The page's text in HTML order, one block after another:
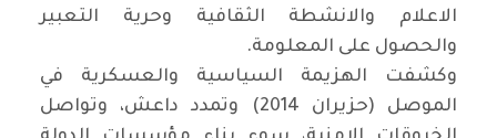
الاعلام والانشطة الثقافية وحرية التعبير
والحصول على المعلومة.
وكشفت الهزيمة السياسية والعسكرية في
الموصل (حزيران 2014) وتمدد داعش، وتواصل